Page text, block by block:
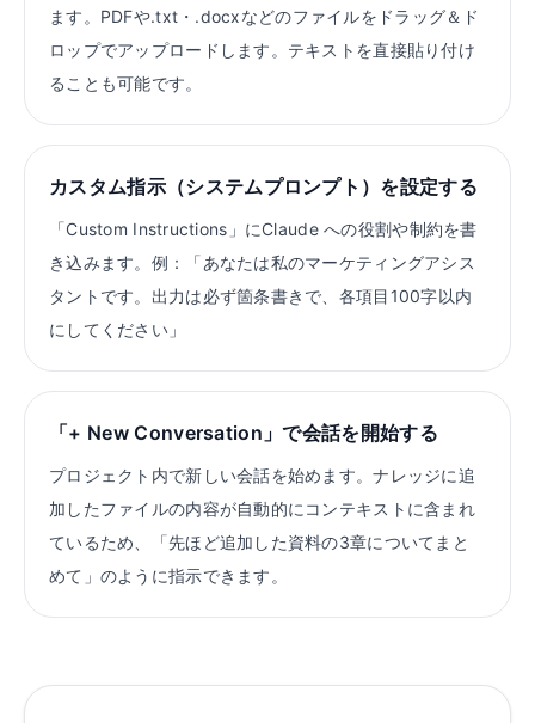
ます。PDFや.txt・.docxなどのファイルをドラッグ＆ド
ロップでアップロードします。テキストを直接貼り付け
ることも可能です。
カスタム指示（システムプロンプト）を設定する
「Custom Instructions」にClaude への役割や制約を書
き込みます。例：「あなたは私のマーケティングアシス
タントです。出力は必ず箇条書きで、各項目100字以内
にしてください」
「+ New Conversation」で会話を開始する
プロジェクト内で新しい会話を始めます。ナレッジに追
加したファイルの内容が自動的にコンテキストに含まれ
ているため、「先ほど追加した資料の3章についてまと
めて」のように指示できます。